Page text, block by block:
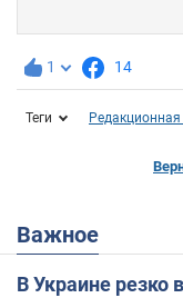
1 14
Теги
Важное
В Украине резко